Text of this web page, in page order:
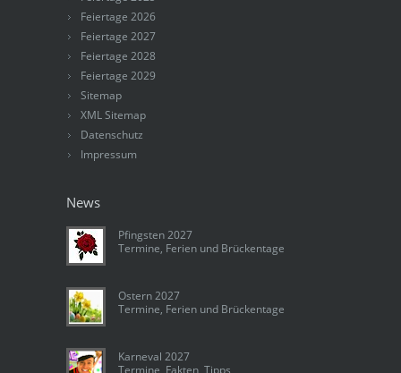
Feiertage 2026
Feiertage 2027
Feiertage 2028
Feiertage 2029
Sitemap
XML Sitemap
Datenschutz
Impressum
News
Pfingsten 2027
Termine, Ferien und Brückentage
Ostern 2027
Termine, Ferien und Brückentage
Karneval 2027
Termine, Fakten, Tipps